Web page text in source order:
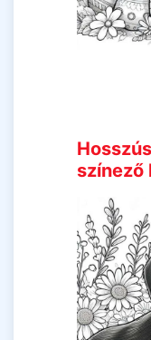
színező